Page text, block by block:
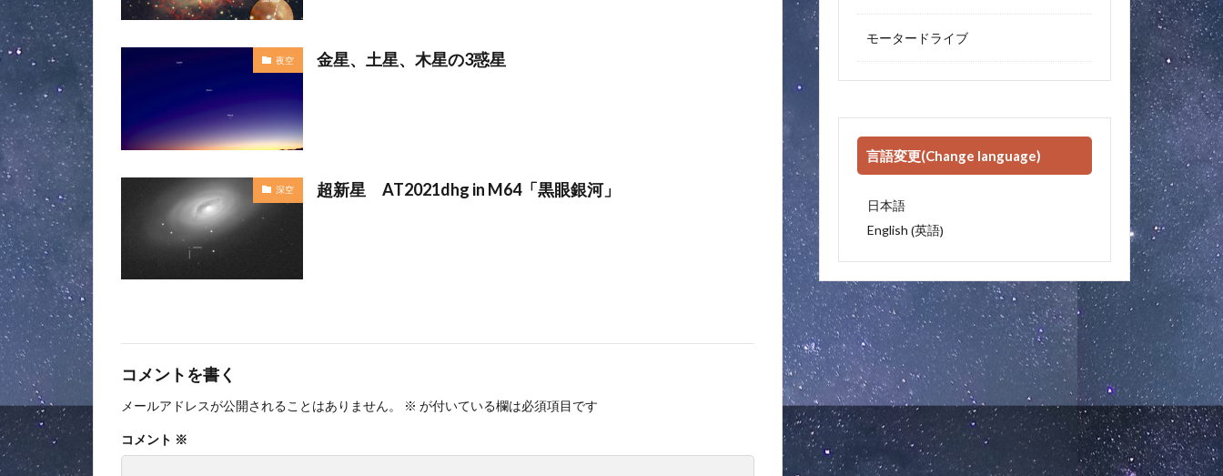
夜空 金星、土星、木星の3惑星
深空 超新星 AT2021dhg in M64「黒眼銀河」
コメントを書く
メールアドレスが公開されることはありません。 ※ が付いている欄は必須項目です
コメント ※
モータードライブ
言語変更(Change language)
日本語
English (英語)